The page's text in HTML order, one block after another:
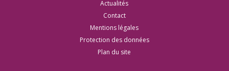
Actualités
Contact
Mentions légales
Protection des données
Plan du site